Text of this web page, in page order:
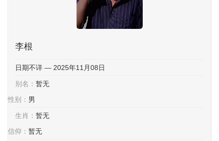
李根
日期不详 — 2025年11月08日
别名： 暂无
性别： 男
生肖： 暂无
信仰： 暂无